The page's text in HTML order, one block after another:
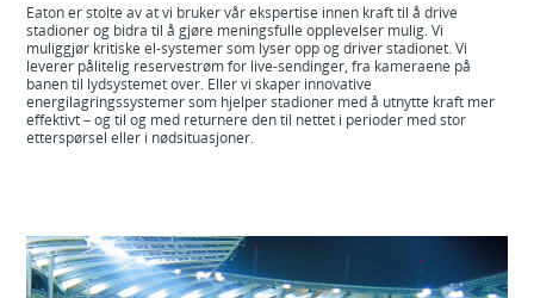
Eaton er stolte av at vi bruker vår ekspertise innen kraft til å drive
stadioner og bidra til å gjøre meningsfulle opplevelser mulig. Vi
muliggjør kritiske el-systemer som lyser opp og driver stadionet. Vi
leverer pålitelig reservestrøm for live-sendinger, fra kameraene på
banen til lydsystemet over. Eller vi skaper innovative
energilagringssystemer som hjelper stadioner med å utnytte kraft mer
effektivt – og til og med returnere den til nettet i perioder med stor
etterspørsel eller i nødsituasjoner.